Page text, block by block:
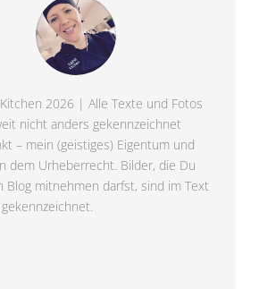
2026 | Alle Texte und Fotos
nicht anders gekennzeichnet
– mein (geistiges) Eigentum und
dem Urheberrecht. Bilder, die Du
Blog mitnehmen darfst, sind im Text